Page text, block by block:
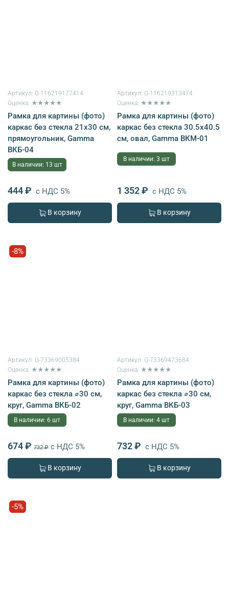
Артикул: G-116219177414
Оценка: ★★★★★
Рамка для картины (фото)
каркас без стекла 21х30 см,
прямоугольник, Gamma
ВКБ-04
В наличии: 13 шт
444 ₽ с НДС 5%
В корзину
Артикул: G-116219313474
Оценка: ★★★★★
Рамка для картины (фото)
каркас без стекла 30.5х40.5
см, овал, Gamma ВКМ-01
В наличии: 3 шт
1 352 ₽ с НДС 5%
В корзину
-8%
Артикул: G-73369005384
Оценка: ★★★★★
Рамка для картины (фото)
каркас без стекла ⌀30 см,
круг, Gamma ВКБ-02
В наличии: 6 шт
674 ₽ 732 ₽ с НДС 5%
В корзину
Артикул: G-73369473684
Оценка: ★★★★★
Рамка для картины (фото)
каркас без стекла ⌀30 см,
круг, Gamma ВКБ-03
В наличии: 4 шт
732 ₽ с НДС 5%
В корзину
-5%